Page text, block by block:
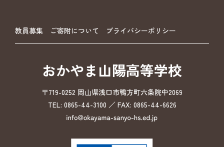
教員募集 ご寄附について プライバシーポリシー
おかやま山陽高等学校
〒719-0252 岡山県浅口市鴨方町六条院中2069
TEL: 0865-44-3100 ／ FAX: 0865-44-6626